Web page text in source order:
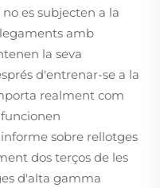
es subjecten a la
amb
la seva
d'entrenar-se a la
realment com
sobre rellotges
dos terços de les
d'alta gamma